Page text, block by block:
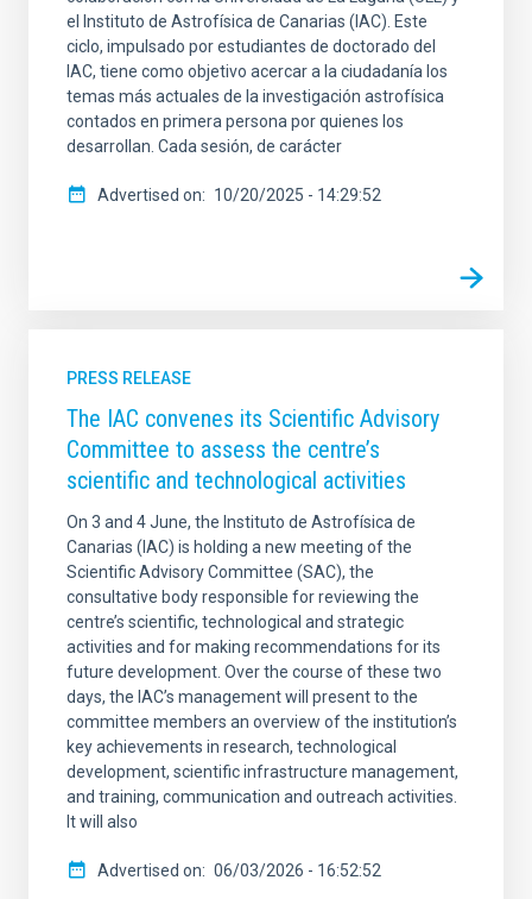
el Instituto de Astrofísica de Canarias (IAC). Este
ciclo, impulsado por estudiantes de doctorado del
IAC, tiene como objetivo acercar a la ciudadanía los
temas más actuales de la investigación astrofísica
contados en primera persona por quienes los
desarrollan. Cada sesión, de carácter
Advertised on 10/20/2025 - 14:29:52
PRESS RELEASE
The IAC convenes its Scientific Advisory
Committee to assess the centre’s
scientific and technological activities
On 3 and 4 June, the Instituto de Astrofísica de
Canarias (IAC) is holding a new meeting of the
Scientific Advisory Committee (SAC), the
consultative body responsible for reviewing the
centre’s scientific, technological and strategic
activities and for making recommendations for its
future development. Over the course of these two
days, the IAC’s management will present to the
committee members an overview of the institution’s
key achievements in research, technological
development, scientific infrastructure management,
and training, communication and outreach activities.
It will also
Advertised on 06/03/2026 - 16:52:52